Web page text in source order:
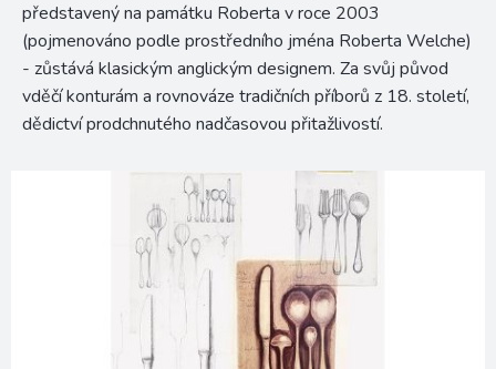
představený na památku Roberta v roce 2003
(pojmenováno podle prostředního jména Roberta Welche)
- zůstává klasickým anglickým designem. Za svůj původ
vděčí konturám a rovnováze tradičních příborů z 18. století,
dědictví prodchnutého nadčasovou přitažlivostí.